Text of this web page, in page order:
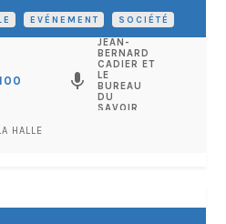
EVÉNEMENT SOCIÉTÉ
mic
JEAN-
BERNARD
CADIER ET
LE
BUREAU
DU
SAVOIR
HALLE